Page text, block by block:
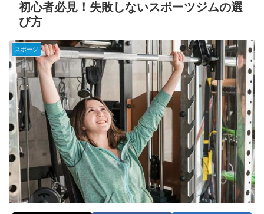
初心者必見！失敗しないスポーツジムの選
び方
スポーツ